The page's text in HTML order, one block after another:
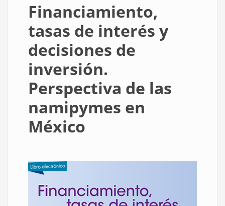
Financiamiento,
tasas de interés y
decisiones de
inversión.
Perspectiva de las
namipymes en
México